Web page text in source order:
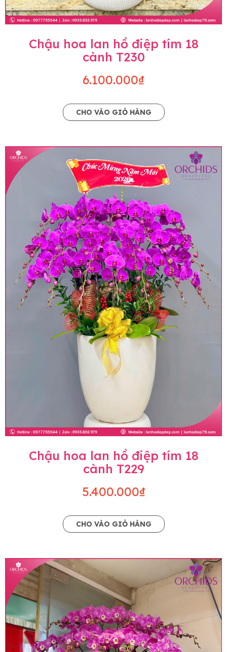
Chậu hoa lan hồ điệp tím 18
cành T230
6.100.000₫
CHO VÀO GIỎ HÀNG
Chậu hoa lan hồ điệp tím 18
cành T229
5.400.000₫
CHO VÀO GIỎ HÀNG